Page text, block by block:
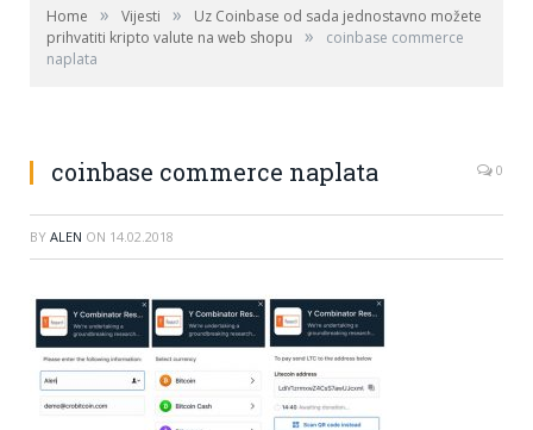
Home » Vijesti »
Uz Coinbase od sada jednostavno možete
prihvatiti kripto valute na web shopu
»
coinbase commerce
naplata
coinbase commerce naplata 0
BY ALEN ON 14.02.2018